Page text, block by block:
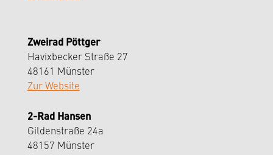
Zweirad Pöttger
Havixbecker Straße 27
48161 Münster
Zur Website
2-Rad Hansen
Gildenstraße 24a
48157 Münster